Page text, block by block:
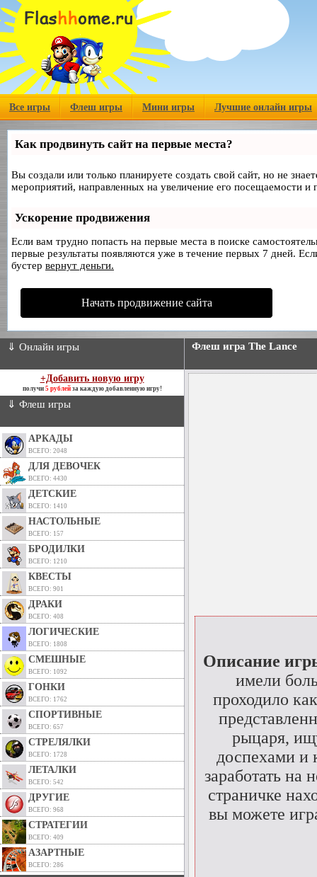
Все игры Флеш игры Мини игры Лучшие онлайн игры
Как продвинуть сайт на первые места?
Вы создали или только планируете создать свой сайт, но не
мероприятий, направленных на увеличение его посещаемости
Ускорение продвижения
Если вам трудно попасть на первые места в поиске
первые результаты появляются уже в течение первых 7 дней.
бустер вернут деньги.
Начать продвижение сайта
⇓ Онлайн игры
+Добавить новую игру
получи 5 рублейза каждую добавленную игру!
⇓ Флеш игры
АРКАДЫ
ВСЕГО: 2048
ДЛЯ ДЕВОЧЕК
ВСЕГО: 4430
ДЕТСКИЕ
ВСЕГО: 1410
НАСТОЛЬНЫЕ
ВСЕГО: 157
БРОДИЛКИ
ВСЕГО: 1210
КВЕСТЫ
ВСЕГО: 901
ДРАКИ
ВСЕГО: 408
ЛОГИЧЕСКИЕ
ВСЕГО: 1808
СМЕШНЫЕ
ВСЕГО: 1092
ГОНКИ
ВСЕГО: 1762
СПОРТИВНЫЕ
ВСЕГО: 657
СТРЕЛЯЛКИ
ВСЕГО: 1728
ЛЕТАЛКИ
ВСЕГО: 542
ДРУГИЕ
ВСЕГО: 968
СТРАТЕГИИ
ВСЕГО: 409
АЗАРТНЫЕ
ВСЕГО: 286
Флеш игра The Lance
Описание
имели
проходило
рыцаря,
доспехами и
заработать на
страничке
вы можете